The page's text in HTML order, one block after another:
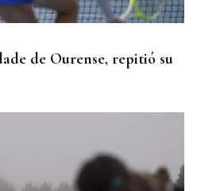
de Ourense, repitió su